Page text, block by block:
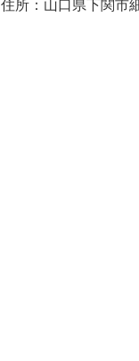
住所：山口県下関市